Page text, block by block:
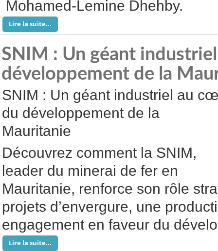
Mohamed-Lemine Dhehby.
Lire la suite...
SNIM : Un géant
développement de la
SNIM : Un géant industriel au
du développement de la
Mauritanie
Découvrez comment la SNIM,
leader du minerai de fer en
Mauritanie, renforce son rôle
projets d’envergure, une
engagement en faveur du
Lire la suite...